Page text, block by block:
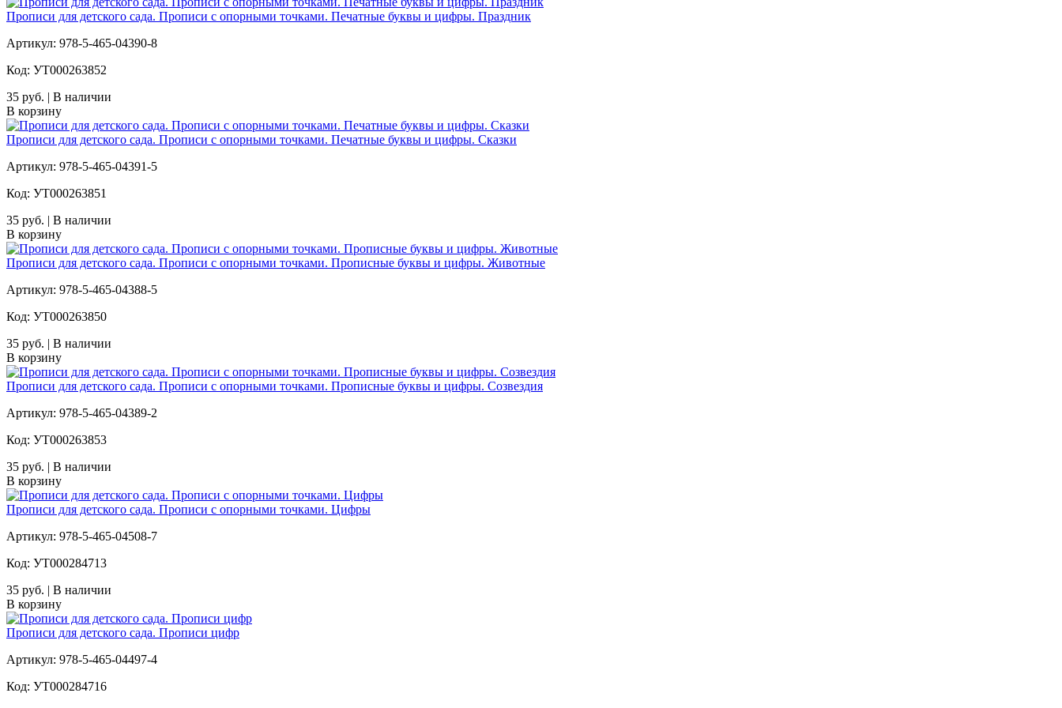
Прописи для детского сада. Прописи с опорными точками. Печатные буквы и цифры. Праздник
Артикул: 978-5-465-04390-8
Код: УТ000263852
35 руб. | В наличии
В корзину
Прописи для детского сада. Прописи с опорными точками. Печатные буквы и цифры. Сказки
Артикул: 978-5-465-04391-5
Код: УТ000263851
35 руб. | В наличии
В корзину
Прописи для детского сада. Прописи с опорными точками. Прописные буквы и цифры. Животные
Артикул: 978-5-465-04388-5
Код: УТ000263850
35 руб. | В наличии
В корзину
Прописи для детского сада. Прописи с опорными точками. Прописные буквы и цифры. Созвездия
Артикул: 978-5-465-04389-2
Код: УТ000263853
35 руб. | В наличии
В корзину
Прописи для детского сада. Прописи с опорными точками. Цифры
Артикул: 978-5-465-04508-7
Код: УТ000284713
35 руб. | В наличии
В корзину
Прописи для детского сада. Прописи цифр
Артикул: 978-5-465-04497-4
Код: УТ000284716